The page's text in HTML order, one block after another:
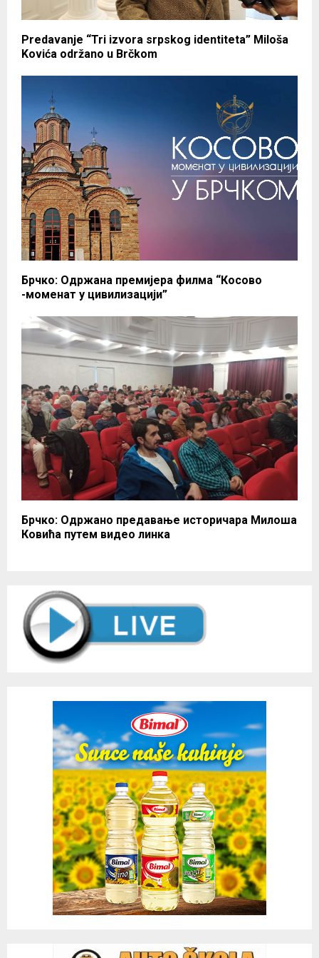
Predavanje “Tri izvora srpskog identiteta” Miloša
Kovića održano u Brčkom
Брчко: Одржана премијера филма “Косово
-моменат у цивилизацији”
Брчко: Одржано предавање историчара Милоша
Ковића путем видео линка